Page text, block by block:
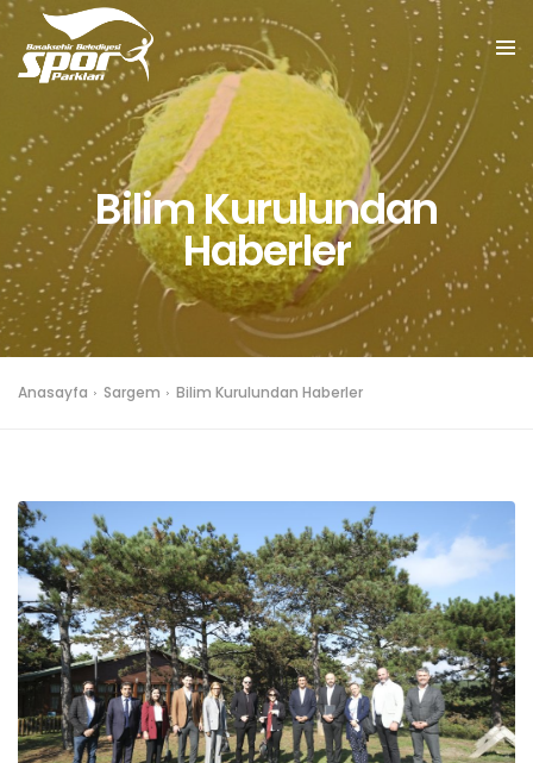
Bilim Kurulundan
Haberler
Anasayfa Sargem Bilim Kurulundan Haberler